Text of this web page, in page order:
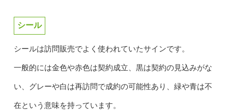
シール
シールは訪問販売でよく使われていたサインです。
一般的には金色や赤色は契約成立、黒は契約の見込みがな
い、グレーや白は再訪問で成約の可能性あり、緑や青は不
在という意味を持っています。